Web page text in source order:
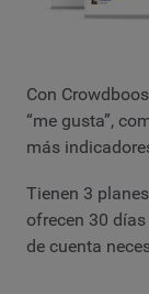
Con
“me gusta”,
más
Tienen 3
ofrecen 30
de cuenta